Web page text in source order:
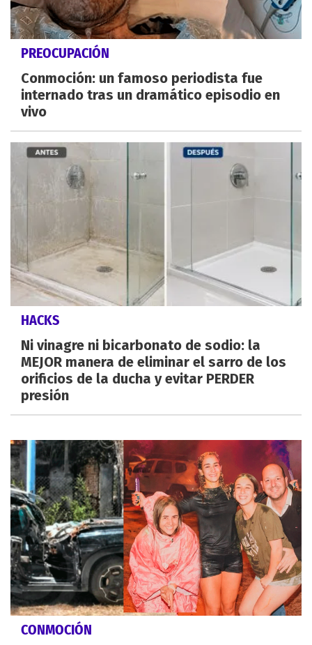
PREOCUPACIÓN
Conmoción: un famoso periodista fue
internado tras un dramático episodio en
vivo
HACKS
Ni vinagre ni bicarbonato de sodio: la
MEJOR manera de eliminar el sarro de los
orificios de la ducha y evitar PERDER
presión
CONMOCIÓN